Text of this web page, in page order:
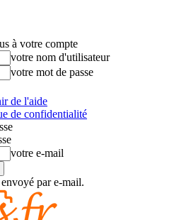
à votre compte
votre nom d'utilisateur
votre mot de passe
de l'aide
de confidentialité
votre e-mail
par e-mail.